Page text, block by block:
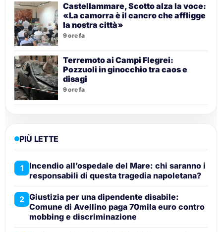
Castellammare, Scotto alza la voce:
«La camorra è il cancro che affligge
la nostra città»
9 ore fa
Terremoto ai Campi Flegrei:
Pozzuoli in ginocchio tra caos e
disagi
9 ore fa
PIÙ LETTE
1
Incendio all’ospedale del Mare: chi saranno i
responsabili di questa tragedia napoletana?
2 Giustizia per una dipendente disabile:
Comune di Avellino paga 70mila euro contro
mobbing e discriminazione